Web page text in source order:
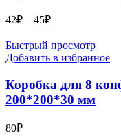
42₽ – 45₽Диапазон
42₽
–
Быстрый просмотр
Добавить в избранное
Коробка для 8
200*200*30 мм
80₽